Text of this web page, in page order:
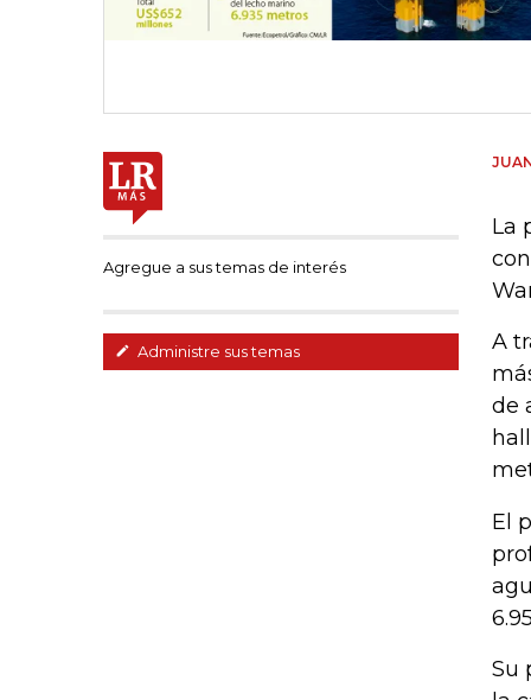
Agregue a sus temas de interés
Administre sus temas
La
A
de
El
Su